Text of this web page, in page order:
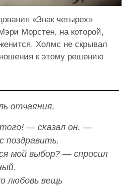
«Знак четырех»
Морстен, на которой,
Холмс не скрывал
к этому решению
отчаяния.
— сказал он. —
поздравить.
мой выбор? — спросил
любовь вещь